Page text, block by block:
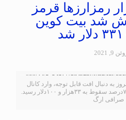
رمزارزها قرمز
شد بیت کوین
دلار شد
9, 2021
به دنبال افت قابل توجه، وارد کانال
۳۳هزار دلاری شد و با حدود ۷درصد سقوط به ۳۳هزار و ۱۰۰دلار رسید.
صرافی ارگ